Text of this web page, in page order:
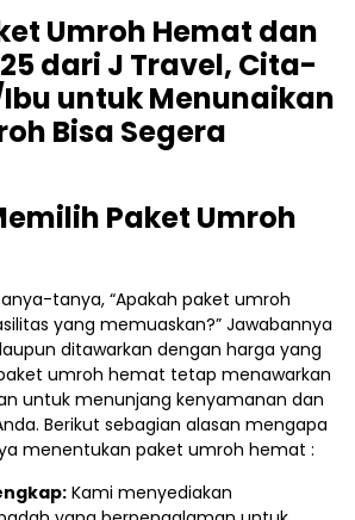
Umroh Hemat dan
dari J Travel, Cita-
untuk Menunaikan
Bisa Segera
Paket Umroh
tanya, “Apakah paket umroh
yang memuaskan?” Jawabannya
ditawarkan dengan harga yang
umroh hemat tetap menawarkan
untuk menunjang kenyamanan dan
Berikut sebagian alasan mengapa
menentukan paket umroh hemat :
Kami menyediakan